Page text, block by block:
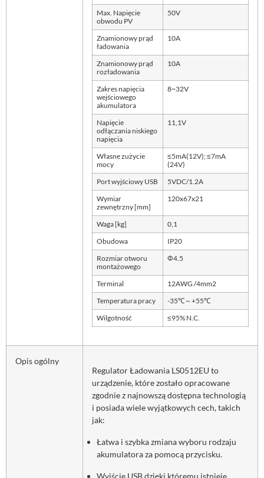
Max. Napięcie
obwodu PV
50V
Znamionowy prąd
ładowania
10A
Znamionowy prąd
rozładowania
10A
Zakres napięcia
wejściowego
akumulatora
8~32V
Napięcie
odłączania niskiego
napięcia
11,1V
Własne zużycie
mocy
≤5mA(12V); ≤7mA
(24V)
Port wyjściowy USB 5VDC/1.2A
Wymiar
zewnętrzny [mm]
120x67x21
Waga [kg] 0,1
Obudowa IP20
Rozmiar otworu
montażowego
Φ4.5
Terminal 12AWG /4mm2
Temperatura pracy -35℃～+55℃
Wilgotność ≤95% N.C.
Opis ogólny
Regulator Ładowania LS0512EU to
urządzenie, które zostało opracowane
zgodnie z najnowszą dostępna technologią
i posiada wiele wyjątkowych cech, takich
jak:
Łatwa i szybka zmiana wyboru rodzaju
akumulatora za pomocą przycisku.
Wyjście USB dzięki któremu istnieje